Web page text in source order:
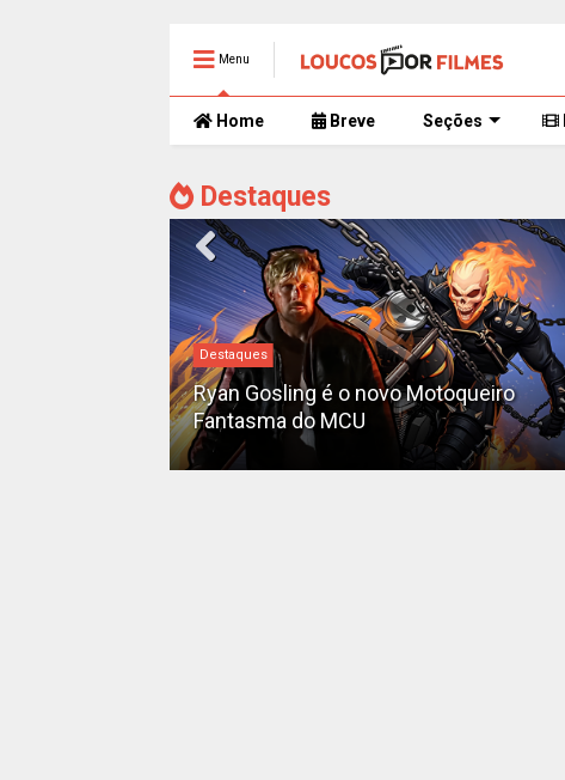
Menu
Home Breve Seções
Destaques
Destaques
Ryan Gosling é o novo Motoqueiro
Fantasma do MCU